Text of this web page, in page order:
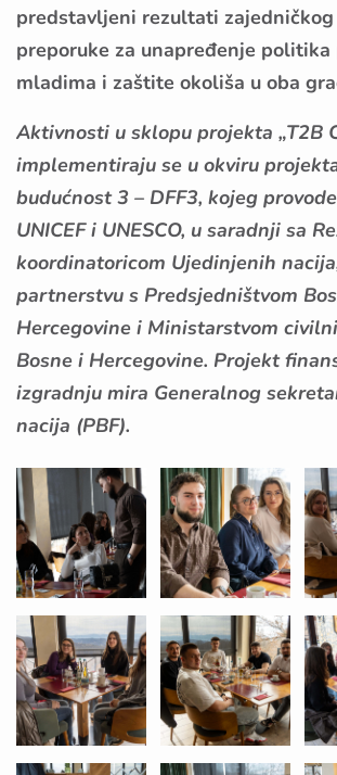
predstavljeni rezultati zajedničkog
preporuke za unapređenje politika
mladima i zaštite okoliša u oba
Aktivnosti u sklopu projekta „T2B
implementiraju se u okviru
budućnost 3 – DFF3, kojeg
UNICEF i UNESCO, u saradnji sa
koordinatoricom Ujedinjenih
partnerstvu s Predsjedništvom
Hercegovine i Ministarstvom
Bosne i Hercegovine. Projekt
izgradnju mira Generalnog
nacija (PBF).